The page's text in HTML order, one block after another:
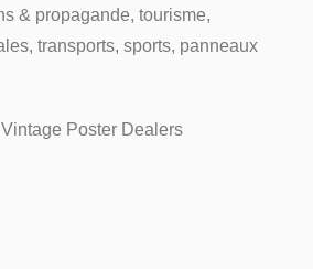
& propagande, tourisme,
transports, sports, panneaux
Poster Dealers